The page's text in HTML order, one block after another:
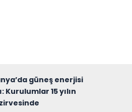
güneş enerjisi
Kurulumlar 15 yılın
zirvesinde